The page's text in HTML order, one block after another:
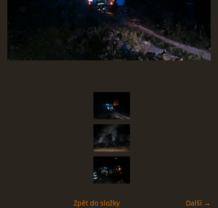
SBĚR VYSLOUŽILÉHO ELEKTROZAŘÍZENÍ
English Deutsch
© 2026 eStránky.cz
Další →
Zpět do složky